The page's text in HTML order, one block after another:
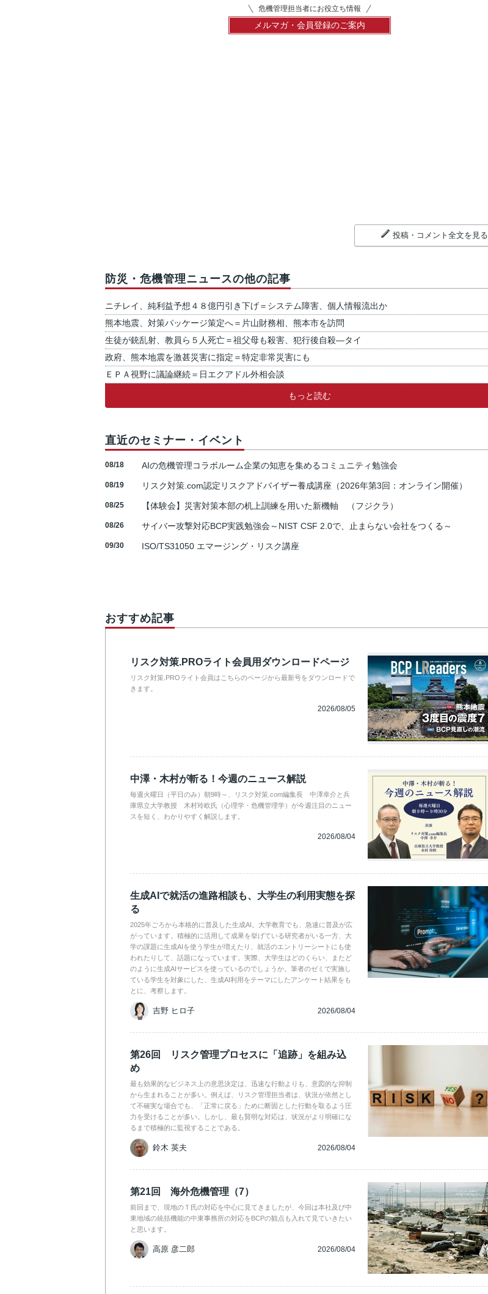
危機管理担当者にお役立ち情報
メルマガ・会員登録のご案内
投稿・コメント全文を見る
防災・危機管理ニュースの他の記事
ニチレイ、純利益予想４８億円引き下げ＝システム障害、個人情報流出か
熊本地震、対策パッケージ策定へ＝片山財務相、熊本市を訪問
生徒が銃乱射、教員ら５人死亡＝祖父母も殺害、犯行後自殺―タイ
政府、熊本地震を激甚災害に指定＝特定非常災害にも
ＥＰＡ視野に議論継続＝日エクアドル外相会談
もっと読む
直近のセミナー・イベント
08/18 AIの危機管理コラボルーム企業の知恵を集めるコミュニティ勉強会
08/19 リスク対策.com認定リスクアドバイザー養成講座（2026年第3回：オンライン開催）
08/25 【体験会】災害対策本部の机上訓練を用いた新機軸 （フジクラ）
08/26 サイバー攻撃対応BCP実践勉強会～NIST CSF 2.0で、止まらない会社をつくる～
09/30 ISO/TS31050 エマージング・リスク講座
おすすめ記事
リスク対策.PROライト会員用ダウンロードページ
リスク対策.PROライト会員はこちらのページから最新号をダウンロードで
きます。
2026/08/05
中澤・木村が斬る！今週のニュース解説
毎週火曜日（平日のみ）朝9時～、リスク対策.com編集長 中澤幸介と兵
庫県立大学教授 木村玲欧氏（心理学・危機管理学）が今週注目のニュー
スを短く、わかりやすく解説します。
2026/08/04
生成AIで就活の進路相談も、大学生の利用実態を探
る
2025年ごろから本格的に普及した生成AI。大学教育でも、急速に普及が広
がっています。積極的に活用して成果を挙げている研究者がいる一方、大
学の課題に生成AIを使う学生が増えたり、就活のエントリーシートにも使
われたりして、話題になっています。実際、大学生はどのくらい、またど
のように生成AIサービスを使っているのでしょうか。筆者のゼミで実施し
ている学生を対象にした、生成AI利用をテーマにしたアンケート結果をも
とに、考察します。
吉野 ヒロ子 2026/08/04
第26回 リスク管理プロセスに「追跡」を組み込
め
最も効果的なビジネス上の意思決定は、迅速な行動よりも、意図的な抑制
から生まれることが多い。例えば、リスク管理担当者は、状況が依然とし
て不確実な場合でも、「正常に戻る」ために断固とした行動を取るよう圧
力を受けることが多い。しかし、最も賢明な対応は、状況がより明確にな
るまで積極的に監視することである。
鈴木 英夫 2026/08/04
第21回 海外危機管理（7）
前回まで、現地のＴ氏の対応を中心に見てきましたが、今回は本社及び中
東地域の統括機能の中東事務所の対応をBCPの観点も入れて見ていきたい
と思います。
高原 彦二郎 2026/08/04